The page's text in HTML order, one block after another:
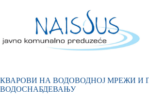
КВАРОВИ НА ВОДОВОДНОЈ МРЕЖИ И
ВОДОСНАБДЕВАЊУ